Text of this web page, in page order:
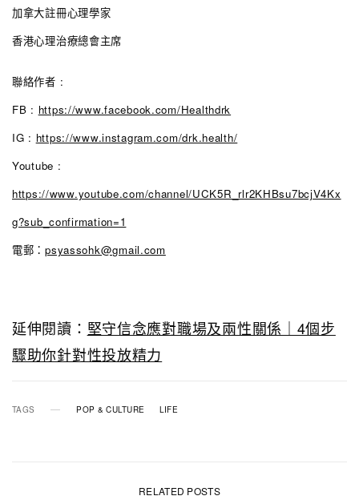
加拿大註冊心理學家
香港心理治療總會主席
聯絡作者 :
FB : https://www.facebook.com/Healthdrk
IG : https://www.instagram.com/drk.health/
Youtube :
https://www.youtube.com/channel/UCK5R_rlr2KHBsu7bcjV4Kx
g?sub_confirmation=1
電郵：psyassohk@gmail.com
延伸閱讀： 堅守信念應對職場及兩性關係｜4個步
驟助你針對性投放精力
TAGS POP & CULTURE LIFE
RELATED POSTS